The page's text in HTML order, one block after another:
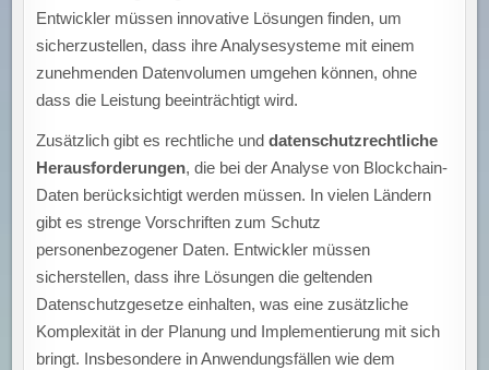
Entwickler müssen innovative Lösungen finden, um
sicherzustellen, dass ihre Analysesysteme mit einem
zunehmenden Datenvolumen umgehen können, ohne
dass die Leistung beeinträchtigt wird.
Zusätzlich gibt es rechtliche unddatenschutzrechtliche
Herausforderungen, die bei der Analyse von Blockchain-
Daten berücksichtigt werden müssen. In vielen Ländern
gibt es strenge Vorschriften zum Schutz
personenbezogener Daten. Entwickler müssen
sicherstellen, dass ihre Lösungen die geltenden
Datenschutzgesetze einhalten, was eine zusätzliche
Komplexität in der Planung und Implementierung mit sich
bringt. Insbesondere in Anwendungsfällen wie dem